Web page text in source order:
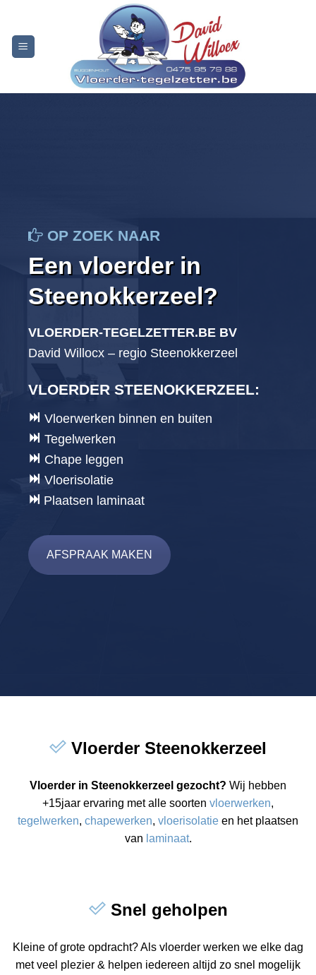
content
OP ZOEK NAAR
Een vloerder in
Steenokkerzeel?
VLOERDER-TEGELZETTER.BE BV
David Willocx – regio Steenokkerzeel
VLOERDER STEENOKKERZEEL:
Vloerwerken binnen en buiten
Tegelwerken
Chape leggen
Vloerisolatie
Plaatsen laminaat
AFSPRAAK MAKEN
Vloerder Steenokkerzeel
Vloerder in Steenokkerzeel gezocht? Wij hebben
+15jaar ervaring met alle soorten vloerwerken,
tegelwerken, chapewerken, vloerisolatie en het plaatsen
van laminaat.
Snel geholpen
Kleine of grote opdracht? Als vloerder werken we elke dag
met veel plezier & helpen iedereen altijd zo snel mogelijk